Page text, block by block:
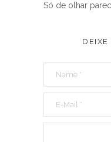
Só de olhar
DEIXE